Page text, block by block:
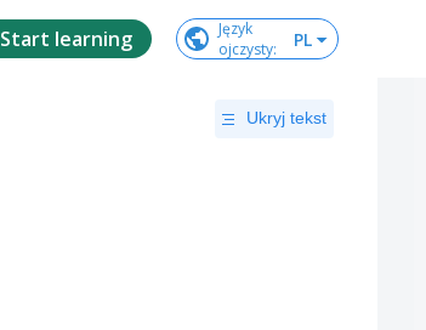
Start learning
Język
ojczysty: PL
Ukryj tekst